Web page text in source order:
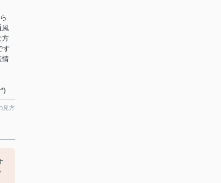
風
方
す
情
見方